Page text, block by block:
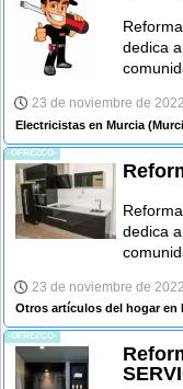
dedica
23 de noviembre de 2022
Electricistas en Murcia
-OFREZCO-
dedica
23 de noviembre de 2022
Otros artículos del hogar en
-OFREZCO-